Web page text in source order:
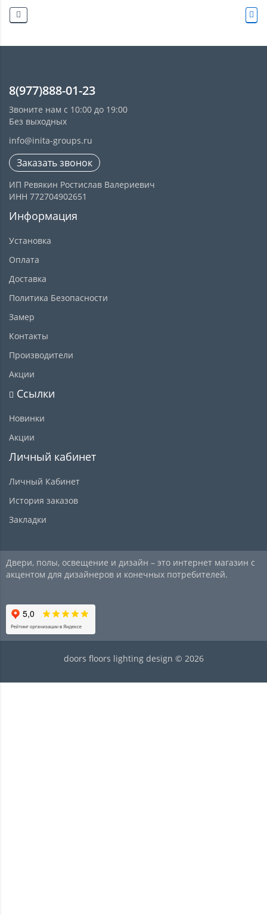
8(977)888-01-23
Звоните нам с 10:00 до 19:00
Без выходных
info@inita-groups.ru
Заказать звонок
ИП Ревякин Ростислав Валериевич
ИНН 772704902651
Информация
Установка
Оплата
Доставка
Политика Безопасности
Замер
Контакты
Производители
Акции
Ссылки
Новинки
Акции
Личный кабинет
Личный Кабинет
История заказов
Закладки
Двери, полы, освещение и дизайн – это интернет магазин с
акцентом для дизайнеров и конечных потребителей.
doors floors lighting design © 2026